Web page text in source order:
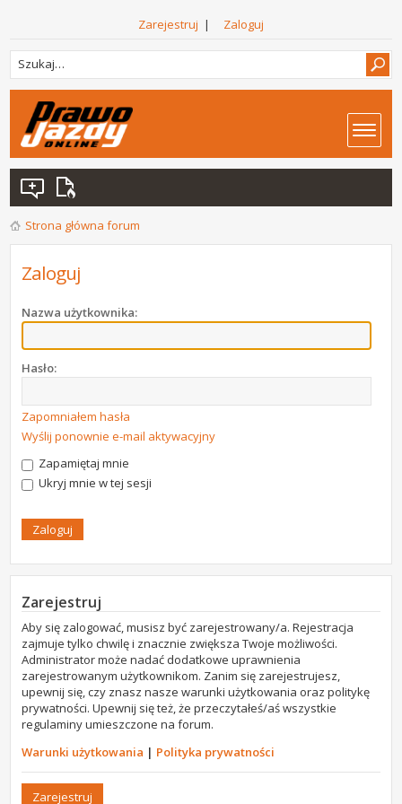
Zarejestruj | Zaloguj
Strona główna forum
Zaloguj
Nazwa użytkownika:
Hasło:
Zapomniałem hasła
Wyślij ponownie e-mail aktywacyjny
Zapamiętaj mnie
Ukryj mnie w tej sesji
Zarejestruj
Aby się zalogować, musisz być zarejestrowany/a. Rejestracja
zajmuje tylko chwilę i znacznie zwiększa Twoje możliwości.
Administrator może nadać dodatkowe uprawnienia
zarejestrowanym użytkownikom. Zanim się zarejestrujesz,
upewnij się, czy znasz nasze warunki użytkowania oraz politykę
prywatności. Upewnij się też, że przeczytałeś/aś wszystkie
regulaminy umieszczone na forum.
Warunki użytkowania | Polityka prywatności
Zarejestruj